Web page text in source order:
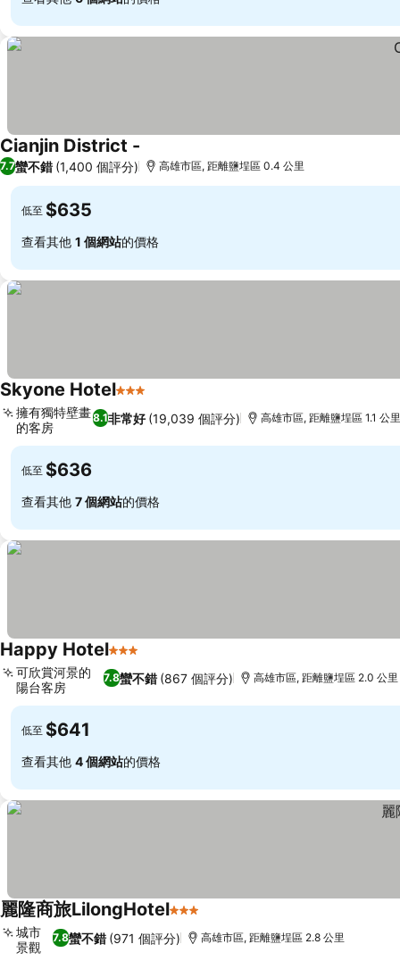
Cianjin District -
7.7蠻不錯 (1,400 個評分) 高雄市區, 距離鹽埕區 0.4 公里
低至 $635
查看其他 1 個網站的價格
Skyone Hotel3 星級
8.1非常好 (19,039 個評分)
擁有獨特壁畫
的客房
高雄市區, 距離鹽埕區 1.1 公
低至 $636
查看其他 7 個網站的價格
Happy Hotel3 星級
7.8蠻不錯 (867 個評分)
可欣賞河景的
陽台客房
高雄市區, 距離鹽埕區 2.0 公里
低至 $641
查看其他 4 個網站的價格
麗隆商旅LilongHotel3 星級
7.8蠻不錯 (971 個評分)
城市
景觀
高雄市區, 距離鹽埕區 2.8 公里